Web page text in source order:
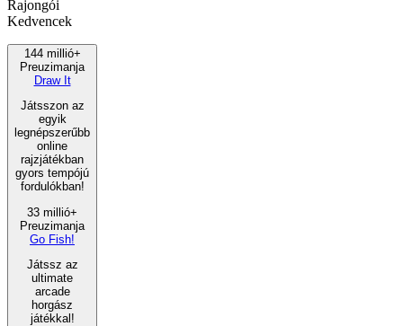
Rajongói
Kedvencek
144 millió+
Preuzimanja
Draw It
Játsszon az
egyik
legnépszerűbb
online
rajzjátékban
gyors tempójú
fordulókban!
33 millió+
Preuzimanja
Go Fish!
Játssz az
ultimate
arcade
horgász
játékkal!